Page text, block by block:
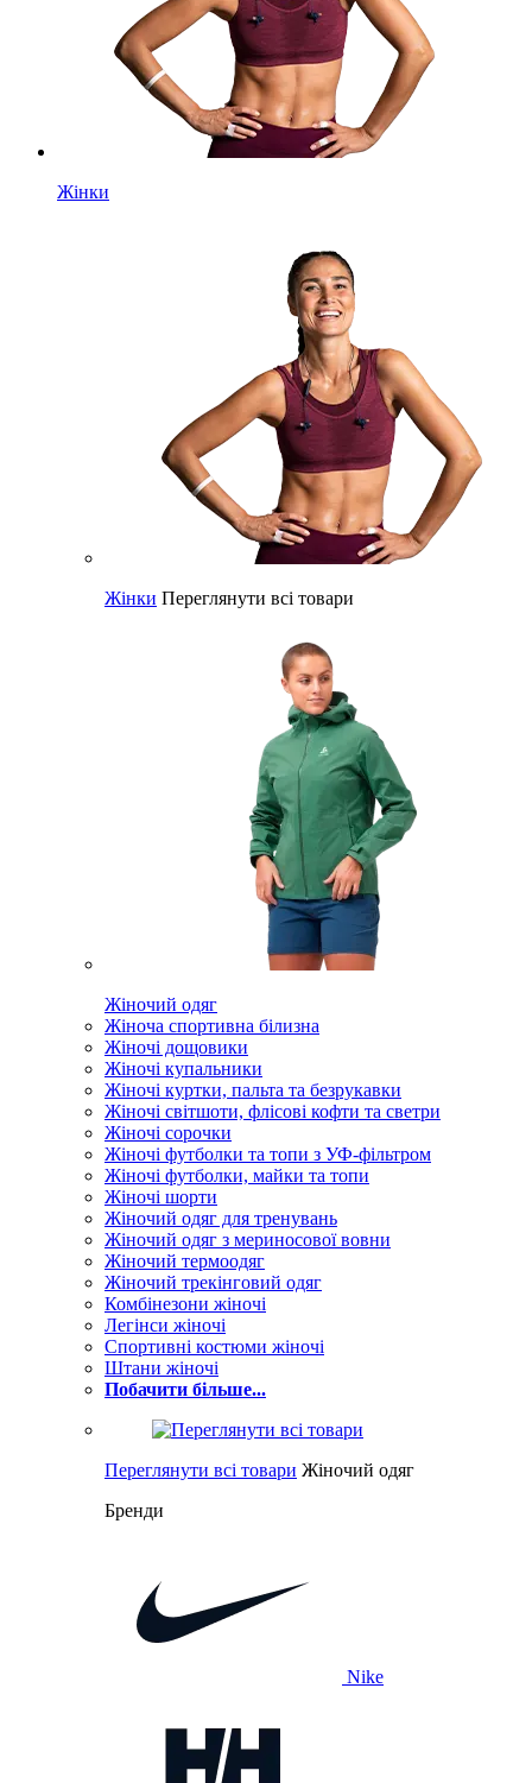
Жінки
Жінки Переглянути всі товари
Жіночий одяг
Жіноча спортивна білизна
Жіночі дощовики
Жіночі купальники
Жіночі куртки, пальта та безрукавки
Жіночі світшоти, флісові кофти та светри
Жіночі сорочки
Жіночі футболки та топи з УФ-фільтром
Жіночі футболки, майки та топи
Жіночі шорти
Жіночий одяг для тренувань
Жіночий одяг з мериносової вовни
Жіночий термоодяг
Жіночий трекінговий одяг
Комбінезони жіночі
Легінси жіночі
Спортивні костюми жіночі
Штани жіночі
Побачити більше...
Переглянути всі товари Жіночий одяг
Бренди
Nike